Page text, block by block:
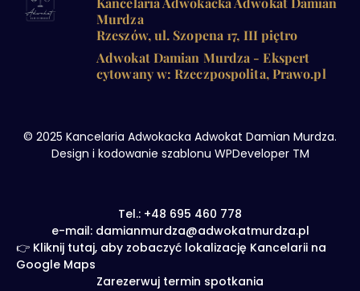
Murdza
Rzeszów, ul. Szopena 17, III piętro
Adwokat Damian Murdza - Ekspert
cytowany w: Rzeczpospolita, Prawo.pl
© 2025 Kancelaria Adwokacka Adwokat Damian Murdza.
Design i kodowanie szablonu WPDeveloper TM
Tel.: +48 695 460 778
e-mail: damianmurdza@adwokatmurdza.pl
👉 Kliknij tutaj, aby zobaczyć lokalizację Kancelarii na
Google Maps
Zarezerwuj termin spotkania